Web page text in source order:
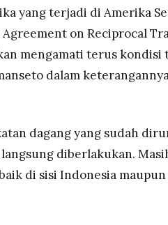
yang terjadi di Amerika
on Reciprocal
mengamati terus
dalam
dagang yang sudah
diberlakukan.
di sisi Indonesia